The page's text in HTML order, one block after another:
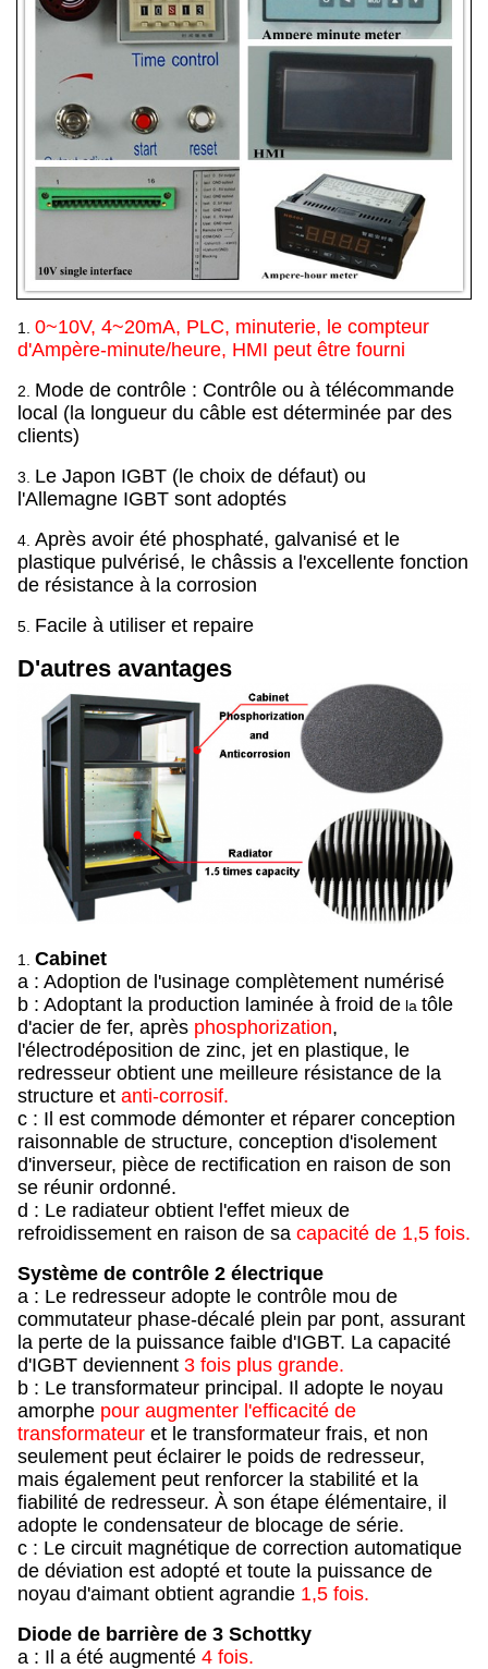
1. 0~10V, 4~20mA, PLC, minuterie, le compteur
d'Ampère-minute/heure, HMI peut être fourni
2. Mode de contrôle : Contrôle ou à télécommande
local (la longueur du câble est déterminée par des
clients)
3. Le Japon IGBT (le choix de défaut) ou
l'Allemagne IGBT sont adoptés
4. Après avoir été phosphaté, galvanisé et le
plastique pulvérisé, le châssis a l'excellente fonction
de résistance à la corrosion
5. Facile à utiliser et repaire
D'autres avantages
1. Cabinet
a : Adoption de l'usinage complètement numérisé
b : Adoptant la production laminée à froid de la tôle
d'acier de fer, après phosphorization,
l'électrodéposition de zinc, jet en plastique, le
redresseur obtient une meilleure résistance de la
structure et anti-corrosif.
c : Il est commode démonter et réparer conception
raisonnable de structure, conception d'isolement
d'inverseur, pièce de rectification en raison de son
se réunir ordonné.
d : Le radiateur obtient l'effet mieux de
refroidissement en raison de sa capacité de 1,5 fois.
Système de contrôle 2 électrique
a : Le redresseur adopte le contrôle mou de
commutateur phase-décalé plein par pont, assurant
la perte de la puissance faible d'IGBT. La capacité
d'IGBT deviennent 3 fois plus grande.
b : Le transformateur principal. Il adopte le noyau
amorphe pour augmenter l'efficacité de
transformateur et le transformateur frais, et non
seulement peut éclairer le poids de redresseur,
mais également peut renforcer la stabilité et la
fiabilité de redresseur. À son étape élémentaire, il
adopte le condensateur de blocage de série.
c : Le circuit magnétique de correction automatique
de déviation est adopté et toute la puissance de
noyau d'aimant obtient agrandie 1,5 fois.
Diode de barrière de 3 Schottky
a : Il a été augmenté 4 fois.